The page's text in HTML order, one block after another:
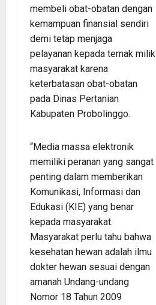
membeli obat-obatan dengan
kemampuan finansial sendiri
demi tetap menjaga
pelayanan kepada ternak milik
masyarakat karena
keterbatasan obat-obatan
pada Dinas Pertanian
Kabupaten Probolinggo.
“Media massa elektronik
memiliki peranan yang sangat
penting dalam memberikan
Komunikasi, Informasi dan
Edukasi (KIE) yang benar
kepada masyarakat.
Masyarakat perlu tahu bahwa
kesehatan hewan adalah ilmu
dokter hewan sesuai dengan
amanah Undang-undang
Nomor 18 Tahun 2009